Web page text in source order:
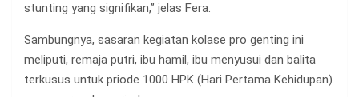
stunting yang signifikan,” jelas Fera.
Sambungnya, sasaran kegiatan kolase pro genting ini
meliputi, remaja putri, ibu hamil, ibu menyusui dan balita
terkusus untuk priode 1000 HPK (Hari Pertama Kehidupan)